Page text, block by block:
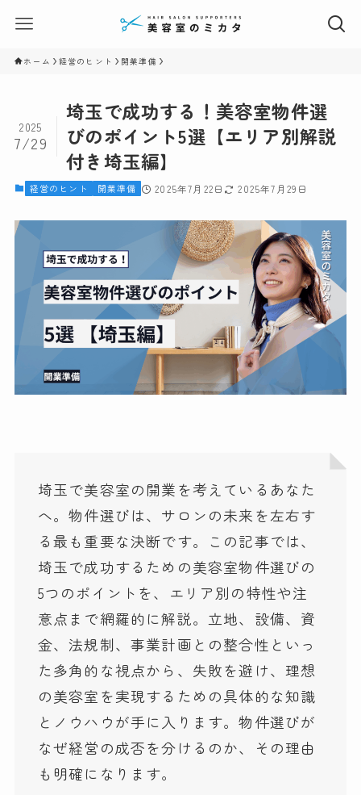
ホーム 経営のヒント 開業準備
埼玉で成功する！美容室物件選
びのポイント5選【エリア別解説
付き埼玉編】
2025
7/29
経営のヒント 開業準備 2025年7月22日 2025年7月29日
埼玉で美容室の開業を考えているあなた
へ。物件選びは、サロンの未来を左右す
る最も重要な決断です。この記事では、
埼玉で成功するための美容室物件選びの
5つのポイントを、エリア別の特性や注
意点まで網羅的に解説。立地、設備、資
金、法規制、事業計画との整合性といっ
た多角的な視点から、失敗を避け、理想
の美容室を実現するための具体的な知識
とノウハウが手に入ります。物件選びが
なぜ経営の成否を分けるのか、その理由
も明確になります。